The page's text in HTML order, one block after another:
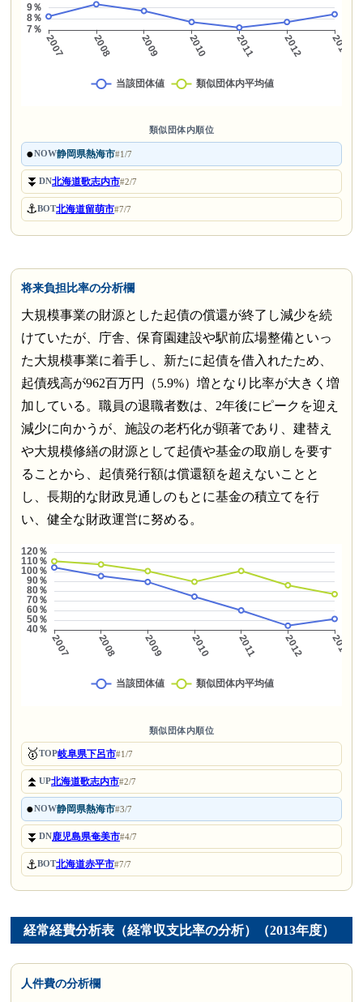
類似団体内順位
●NOW静岡県熱海市#1/7
⏬DN北海道歌志内市#2/7
⚓BOT北海道留萌市#7/7
将来負担比率の分析欄
大規模事業の財源とした起債の償還が終了し減少を続
けていたが、庁舎、保育園建設や駅前広場整備といっ
た大規模事業に着手し、新たに起債を借入れたため、
起債残高が962百万円（5.9%）増となり比率が大きく増
加している。職員の退職者数は、2年後にピークを迎え
減少に向かうが、施設の老朽化が顕著であり、建替え
や大規模修繕の財源として起債や基金の取崩しを要す
ることから、起債発行額は償還額を超えないことと
し、長期的な財政見通しのもとに基金の積立てを行
い、健全な財政運営に努める。
類似団体内順位
🥇TOP岐阜県下呂市#1/7
⏫UP北海道歌志内市#2/7
●NOW静岡県熱海市#3/7
⏬DN鹿児島県奄美市#4/7
⚓BOT北海道赤平市#7/7
経常経費分析表（経常収支比率の分析）（2013年度）
人件費の分析欄